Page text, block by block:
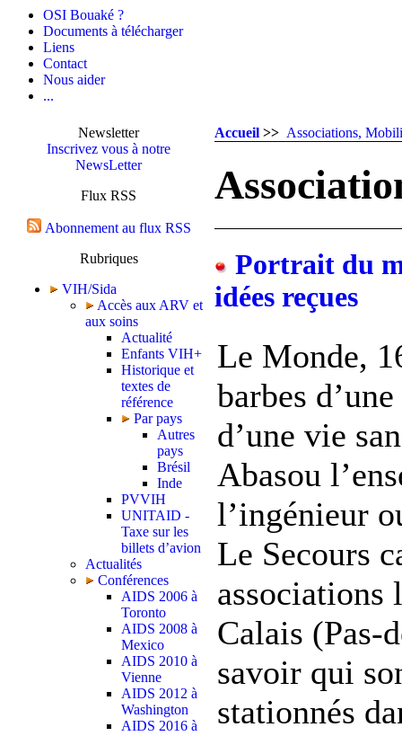
OSI Bouaké ?
Documents à télécharger
Liens
Contact
Nous aider
...
Newsletter
Inscrivez vous à notre
NewsLetter
Flux RSS
Abonnement au flux RSS
Rubriques
VIH/Sida
Accès aux ARV et
aux soins
Actualité
Enfants VIH+
Historique et
textes de
référence
Par pays
Autres
pays
Brésil
Inde
PVVIH
UNITAID -
Taxe sur les
billets d’avion
Actualités
Conférences
AIDS 2006 à
Toronto
AIDS 2008 à
Mexico
AIDS 2010 à
Vienne
AIDS 2012 à
Washington
AIDS 2016 à
Accueil >> Associations,
Portrait du
idées reçues
Le Monde,
barbes
d’une vie
Abasou
l’ingénieur
Le Secours
associations
Calais (Pas-
savoir qui
stationnés